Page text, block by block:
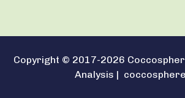
Copyright © 2017-2026
Analysis |